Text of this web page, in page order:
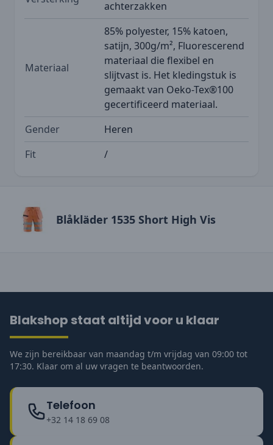
achterzakken
Materiaal
85% polyester, 15% katoen,
satijn, 300g/m², Fluorescerend
materiaal die flexibel en
slijtvast is. Het kledingstuk is
gemaakt van Oeko-Tex®100
gecertificeerd materiaal.
Gender
Heren
Fit
/
Blåkläder 1535 Short High Vis
Blakshop staat altijd voor u klaar
We zijn bereikbaar van maandag t/m vrijdag van 09:00 tot
17:30. Klaar om al uw vragen te beantwoorden.
Telefoon
+32 14 18 69 08